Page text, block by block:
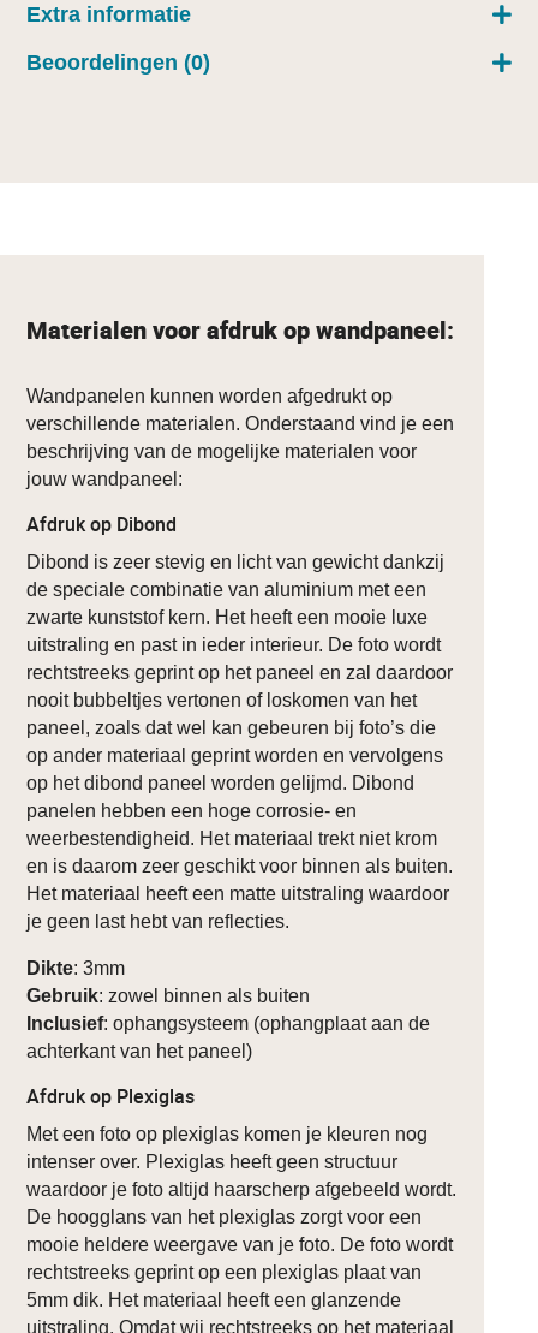
Extra informatie
Beoordelingen (0)
Materialen voor afdruk op wandpaneel:
Wandpanelen kunnen worden afgedrukt op
verschillende materialen. Onderstaand vind je een
beschrijving van de mogelijke materialen voor
jouw wandpaneel:
Afdruk op Dibond
Dibond is zeer stevig en licht van gewicht dankzij
de speciale combinatie van aluminium met een
zwarte kunststof kern. Het heeft een mooie luxe
uitstraling en past in ieder interieur. De foto wordt
rechtstreeks geprint op het paneel en zal daardoor
nooit bubbeltjes vertonen of loskomen van het
paneel, zoals dat wel kan gebeuren bij foto’s die
op ander materiaal geprint worden en vervolgens
op het dibond paneel worden gelijmd. Dibond
panelen hebben een hoge corrosie- en
weerbestendigheid. Het materiaal trekt niet krom
en is daarom zeer geschikt voor binnen als buiten.
Het materiaal heeft een matte uitstraling waardoor
je geen last hebt van reflecties.
Dikte: 3mm
Gebruik: zowel binnen als buiten
Inclusief: ophangsysteem (ophangplaat aan de
achterkant van het paneel)
Afdruk op Plexiglas
Met een foto op plexiglas komen je kleuren nog
intenser over. Plexiglas heeft geen structuur
waardoor je foto altijd haarscherp afgebeeld wordt.
De hoogglans van het plexiglas zorgt voor een
mooie heldere weergave van je foto. De foto wordt
rechtstreeks geprint op een plexiglas plaat van
5mm dik. Het materiaal heeft een glanzende
uitstraling. Omdat wij rechtstreeks op het materiaal